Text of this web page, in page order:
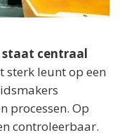
staat centraal
sterk leunt op een
processen. Op
controleerbaar.